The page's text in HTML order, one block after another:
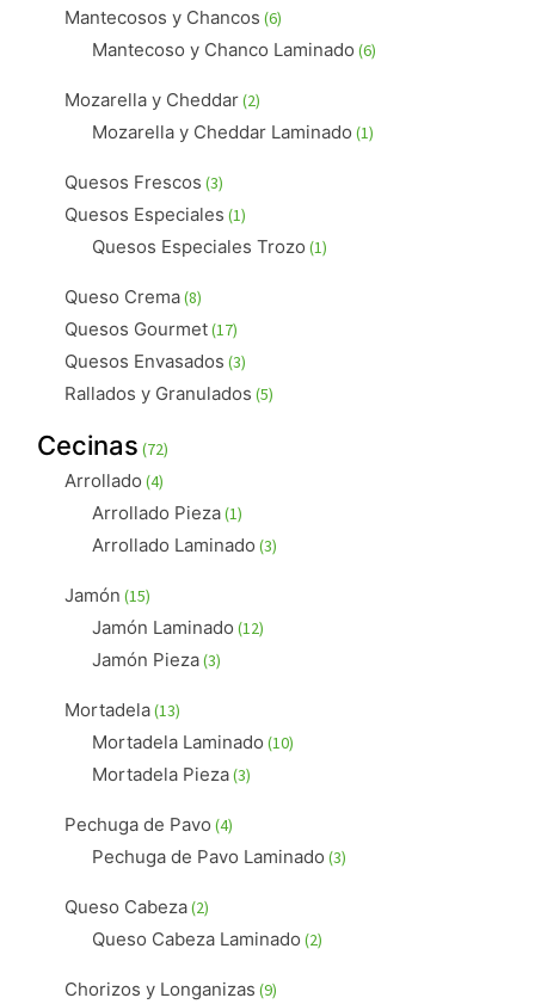
Mantecosos y Chancos 66
productos
Mantecoso y Chanco Laminado 66
Mozarella y Cheddar 22
productos
Mozarella y Cheddar Laminado 11
Quesos Frescos 33
productos
Quesos Especiales 11
producto
Quesos Especiales Trozo 11
Queso Crema 88
productos
Quesos Gourmet 1717
productos
Quesos Envasados 33
productos
Rallados y Granulados 55
Cecinas 7272
productos
Arrollado 44
productos
Arrollado Pieza 11
producto
Arrollado Laminado 33
Jamón 1515
productos
Jamón Laminado 1212
Jamón Pieza 33
Mortadela 1313
productos
Mortadela Laminado 1010
Mortadela Pieza 33
Pechuga de Pavo 44
productos
Pechuga de Pavo Laminado 33
Queso Cabeza 22
productos
Queso Cabeza Laminado 22
Chorizos y Longanizas 99